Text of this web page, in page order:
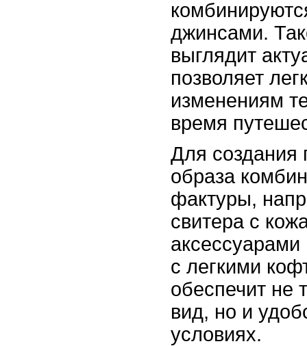
джинсами.
выглядит
позволяет
изменениям
время
Для создания
образа
фактуры,
свитера с
с легкими
обеспечит не
вид, но и
условиях.